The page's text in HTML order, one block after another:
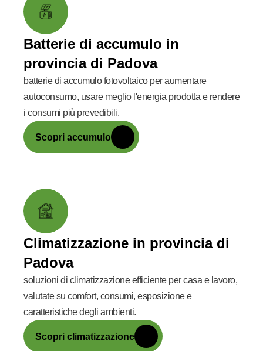
Batterie di accumulo in
provincia di Padova
batterie di accumulo fotovoltaico per aumentare
autoconsumo, usare meglio l'energia prodotta e rendere
i consumi più prevedibili.
Scopri accumulo
Climatizzazione in provincia di
Padova
soluzioni di climatizzazione efficiente per casa e lavoro,
valutate su comfort, consumi, esposizione e
caratteristiche degli ambienti.
Scopri climatizzazione